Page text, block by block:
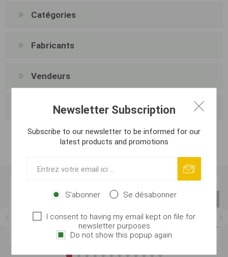
Catégories
Fabricants
Vendeurs
Tags fréquents
Newsletter Subscription
Subscribe to our newsletter to be informed for our
latest products and promotions
S'abonner Se désabonner
I consent to having my email kept on file for
newsletter purposes
Do not show this popup again